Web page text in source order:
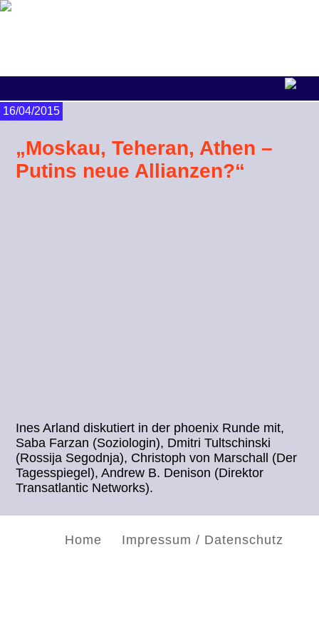
16/04/2015
„Moskau, Teheran, Athen –
Putins neue Allianzen?“
Ines Arland diskutiert in der phoenix Runde mit,
Saba Farzan (Soziologin), Dmitri Tultschinski
(Rossija Segodnja), Christoph von Marschall (Der
Tagesspiegel), Andrew B. Denison (Direktor
Transatlantic Networks).
Home Impressum / Datenschutz